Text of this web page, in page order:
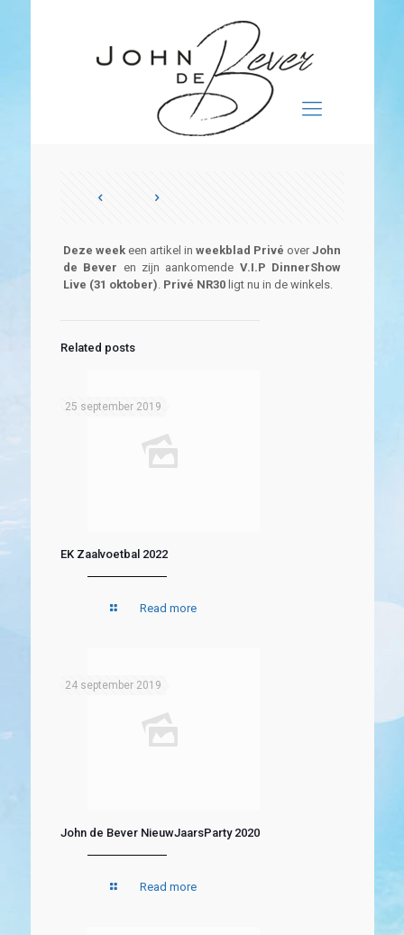
Deze week een artikel inweekblad Privé overJohn
de Bever en zijn aankomende V.I.P DinnerShow
Live (31 oktober). Privé NR30ligt nu in de winkels.
Related posts
25 september 2019
EK Zaalvoetbal 2022
Read more
24 september 2019
John de Bever NieuwJaarsParty 2020
Read more